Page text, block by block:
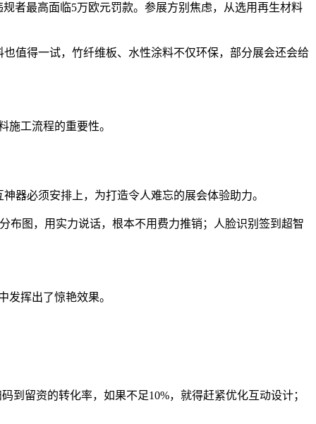
者最高面临5万欧元罚款。参展方别焦虑，从选用再生材料
值得一试，竹纤维板、水性涂料不仅环保，部分展会还会给
施工流程的重要性。
器必须安排上，为打造令人难忘的展会体验助力。
布图，用实力说话，根本不用费力推销；人脸识别签到超智
发挥出了惊艳效果。
留资的转化率，如果不足10%，就得赶紧优化互动设计；